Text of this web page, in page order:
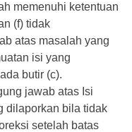
memenuhi ketentuan
(f) tidak
atas masalah yang
isi yang
butir (c).
jawab atas Isi
dilaporkan bila tidak
setelah batas